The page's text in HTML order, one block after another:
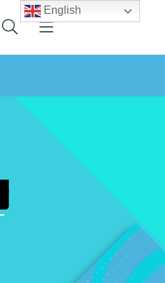
English